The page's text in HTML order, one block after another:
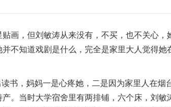
画，但刘敏涛从来没有，不买，也不关心，
不知道戏剧是什么，完全是家里大人觉得她
书，妈妈一是心疼她，二是因为家里人在烟
。当时大学宿舍里有两排铺，六个床，刘敏